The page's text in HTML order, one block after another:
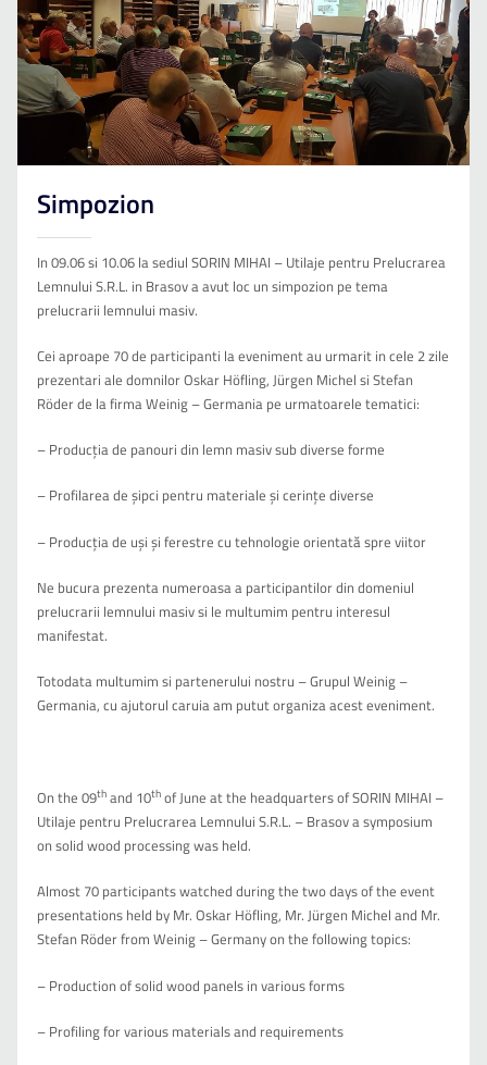
Simpozion
In 09.06 si 10.06 la sediul SORIN MIHAI – Utilaje pentru Prelucrarea
Lemnului S.R.L. in Brasov a avut loc un simpozion pe tema
prelucrarii lemnului masiv.
Cei aproape 70 de participanti la eveniment au urmarit in cele 2 zile
prezentari ale domnilor Oskar Höfling, Jürgen Michel si Stefan
Röder de la firma Weinig – Germania pe urmatoarele tematici:
– Producția de panouri din lemn masiv sub diverse forme
– Profilarea de șipci pentru materiale și cerințe diverse
– Producția de uși și ferestre cu tehnologie orientată spre viitor
Ne bucura prezenta numeroasa a participantilor din domeniul
prelucrarii lemnului masiv si le multumim pentru interesul
manifestat.
Totodata multumim si partenerului nostru – Grupul Weinig –
Germania, cu ajutorul caruia am putut organiza acest eveniment.
On the 09thand 10thof June at the headquarters of SORIN MIHAI –
Utilaje pentru Prelucrarea Lemnului S.R.L. – Brasov a symposium
on solid wood processing was held.
Almost 70 participants watched during the two days of the event
presentations held by Mr. Oskar Höfling, Mr. Jürgen Michel and Mr.
Stefan Röder from Weinig – Germany on the following topics:
– Production of solid wood panels in various forms
– Profiling for various materials and requirements